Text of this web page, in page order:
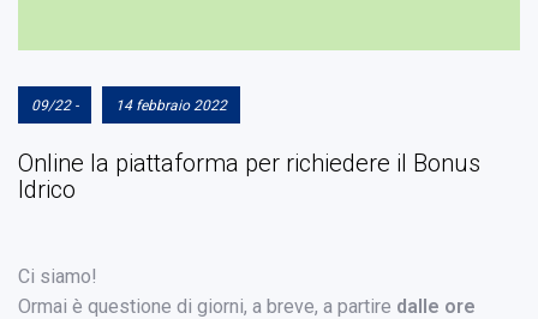
09/22 - 14 febbraio 2022
Online la piattaforma per richiedere il Bonus
Idrico
Ci siamo!
Ormai è questione di giorni, a breve, a partire dalle ore